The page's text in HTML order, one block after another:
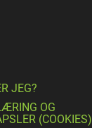
JEG?
OG
(COOKIES)